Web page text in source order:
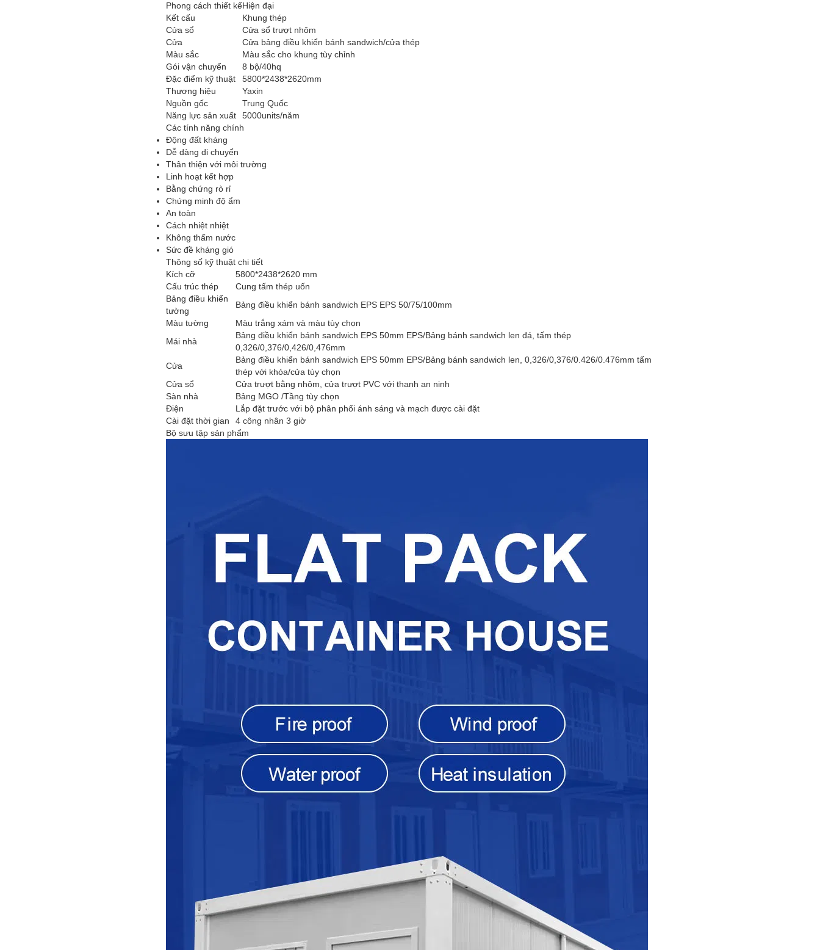
Phong cách thiết kếHiện đại
Kết cấu
Khung thép
Cửa sổ
Cửa sổ trượt nhôm
Cửa
Cửa bảng điều khiển bánh sandwich/cửa thép
Màu sắc
Màu sắc cho khung tùy chỉnh
Gói vận chuyển
8 bộ/40hq
Đặc điểm kỹ thuật
5800*2438*2620mm
Thương hiệu
Yaxin
Nguồn gốc
Trung Quốc
Năng lực sản xuất
5000units/năm
Các tính năng chính
Động đất kháng
Dễ dàng di chuyển
Thân thiện với môi trường
Linh hoạt kết hợp
Bằng chứng rò rỉ
Chứng minh độ ẩm
An toàn
Cách nhiệt nhiệt
Không thấm nước
Sức đề kháng gió
Thông số kỹ thuật chi tiết
Kích cỡ
5800*2438*2620 mm
Cấu trúc thép
Cung tấm thép uốn
Bảng điều khiển
tường
Bảng điều khiển bánh sandwich EPS EPS 50/75/100mm
Màu tường
Màu trắng xám và màu tùy chọn
Mái nhà
Bảng điều khiển bánh sandwich EPS 50mm EPS/Bảng bánh sandwich len đá, tấm thép
0,326/0,376/0,426/0,476mm
Cửa
Bảng điều khiển bánh sandwich EPS 50mm EPS/Bảng bánh sandwich len, 0,326/0,376/0.426/0.476mm tấm
thép với khóa/cửa tùy chọn
Cửa sổ
Cửa trượt bằng nhôm, cửa trượt PVC với thanh an ninh
Sàn nhà
Bảng MGO /Tầng tùy chọn
Điện
Lắp đặt trước với bộ phân phối ánh sáng và mạch được cài đặt
Cài đặt thời gian
4 công nhân 3 giờ
Bộ sưu tập sản phẩm